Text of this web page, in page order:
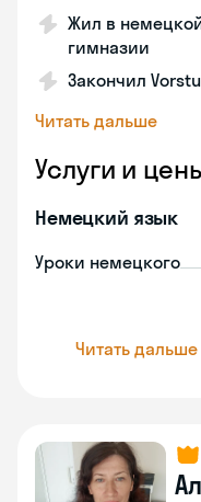
Жил в
гимназии
Закончил
Читать дальше
Услуги и
Немецкий язык
Уроки немецкого
Читать дальше